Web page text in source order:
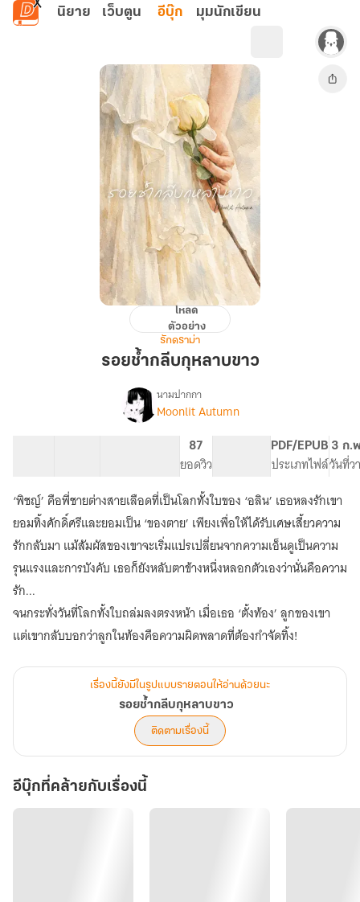
ข้ามไปยังเนื้อหาหลัก
นิยาย เว็บตูน อีบุ๊ก มุมนักเขียน
กลีบ
โหลด
ตัวอย่าง
รักดราม่า
รอยช้ำกลีบกุหลาบขาว
เรื่อง
ช้ำ
กลีบ
กุหลาบ
ขาว
นามปากกา
Moonlit Autumn
87
ยอดวิว
PDF/EPUB
ประเภทไฟล์
3 ก.
วันที่ว
‘พิชญ์’ คือพี่ชายต่างสายเลือดที่เป็นโลกทั้งใบของ ‘อลิน’ เธอหลงรักเขา
ยอมทิ้งศักดิ์ศรีและยอมเป็น ‘ของตาย’ เพียงเพื่อให้ได้รับเศษเสี้ยวความ
รักกลับมา แม้สัมผัสของเขาจะเริ่มแปรเปลี่ยนจากความเอ็นดูเป็นความ
รุนแรงและการบังคับ เธอก็ยังหลับตาข้างหนึ่งหลอกตัวเองว่านั่นคือความ
รัก...
จนกระทั่งวันที่โลกทั้งใบถล่มลงตรงหน้า เมื่อเธอ ‘ตั้งท้อง’ ลูกของเขา
เรื่องนี้ยังมีในรูปแบบรายตอนให้อ่านด้วยนะ
รอยช้ำกลีบกุหลาบขาว
ติดตามเรื่องนี้
อีบุ๊กที่คล้ายกับเรื่องนี้